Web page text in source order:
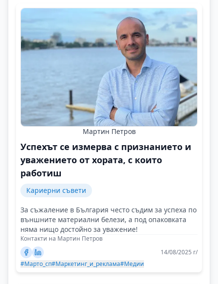
Мартин Петров
Успехът се измерва с признанието и
уважението от хората, с които
работиш
Кариерни съвети
За съжаление в България често съдим за успеха по
външните материални белези, а под опаковката
няма нищо достойно за уважение!
Контакти на Мартин Петров
14/08/2025 г/
#Марто_сп#Маркетинг_и_реклама#Медии